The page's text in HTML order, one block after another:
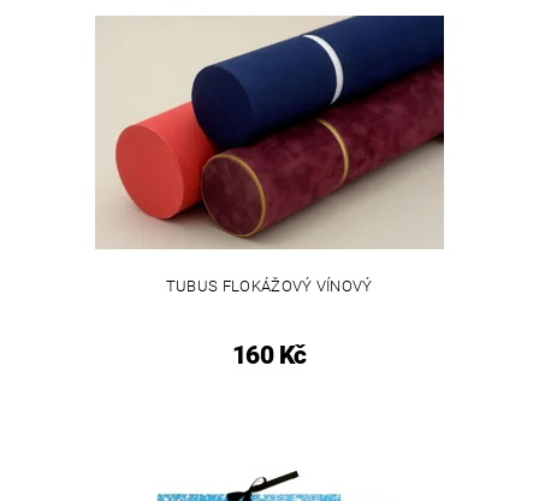
TUBUS FLOKÁŽOVÝ VÍNOVÝ
160 Kč